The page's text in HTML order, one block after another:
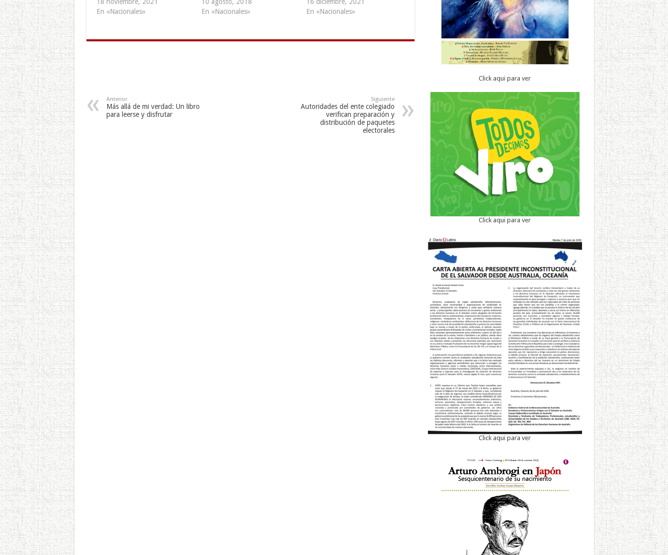
En «Nacionales»
En «Nacionales»
En «Nacionales»
Anterior
Más allá de mi verdad: Un libro
para leerse y disfrutar
Siguiente
Autoridades del ente colegiado
verifican preparación y
distribución de paquetes
electorales
Click aqui para ver
Click aqui para ver
Click aqui para ver